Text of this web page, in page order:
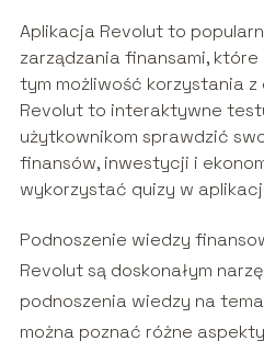
Aplikacja Revolut to
zarządzania finansami,
tym możliwość korzystania z
Revolut to interaktywne
użytkownikom sprawdzić
finansów, inwestycji i
wykorzystać quizy w
Podnoszenie wiedzy
Revolut są doskonałym
podnoszenia wiedzy na
można poznać różne